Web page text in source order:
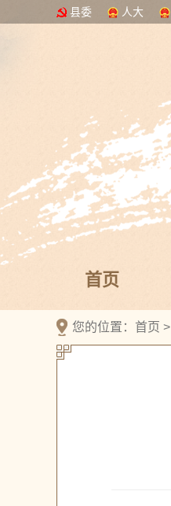
县委 人大
首页
您的位置： 首页 >